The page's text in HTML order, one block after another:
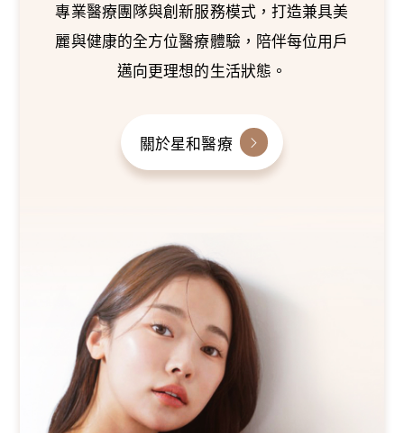
專業醫療團隊與創新服務模式，打造兼具美
麗與健康的全方位醫療體驗，陪伴每位用戶
邁向更理想的生活狀態。
關於星和醫療